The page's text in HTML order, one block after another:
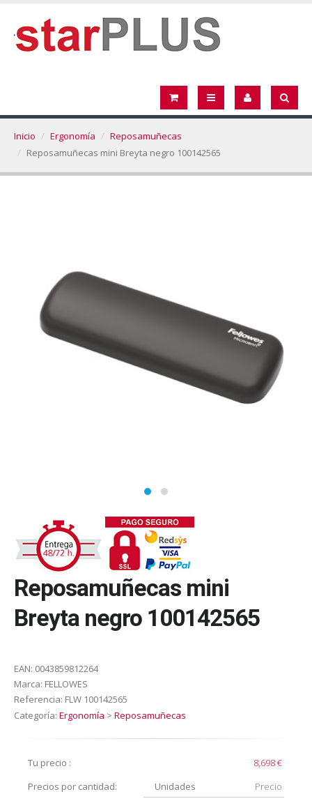
Inicio Ergonomía
Reposamuñecas
Reposamuñecas mini Breyta negro 100142565
Reposamuñecas mini
Breyta negro 100142565
EAN: 0043859812264
Marca: FELLOWES
Referencia: FLW 100142565
Categoría: Ergonomía > Reposamuñecas
Tu precio :
8,698 €
Precios por cantidad:
Unidades
Precio